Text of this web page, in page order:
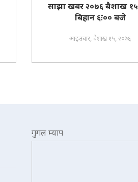
साझा खबर २०७६ बैशाख
बिहान ६ः०० बजे
आइतबार, वैशाख १५, २०७६
गुगल म्याप